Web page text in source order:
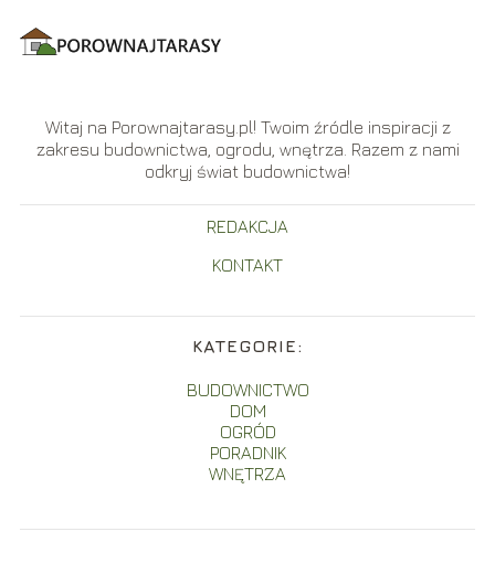
Witaj na Porownajtarasy.pl! Twoim źródle inspiracji z
zakresu budownictwa, ogrodu, wnętrza. Razem z nami
odkryj świat budownictwa!
REDAKCJA
KONTAKT
KATEGORIE:
BUDOWNICTWO
DOM
OGRÓD
PORADNIK
WNĘTRZA